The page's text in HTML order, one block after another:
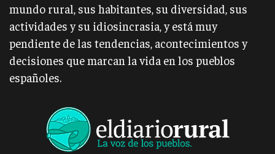
mundo rural, sus habitantes, su diversidad, sus
actividades y su idiosincrasia, y está muy
pendiente de las tendencias, acontecimientos y
decisiones que marcan la vida en los pueblos
españoles.